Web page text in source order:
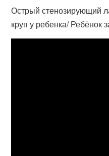
Острый стенозирующий
круп у ребенка/ Ребёнок